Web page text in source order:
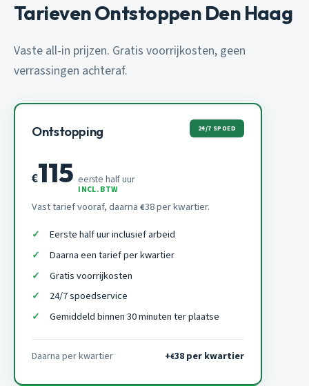
Tarieven Ontstoppen Den Haag
Vaste all-in prijzen. Gratis voorrijkosten, geen
verrassingen achteraf.
Ontstopping 24/7 SPOED
€115 eerste half uur
INCL. BTW
Vast tarief vooraf, daarna €38 per kwartier.
Eerste half uur inclusief arbeid
Daarna een tarief per kwartier
Gratis voorrijkosten
24/7 spoedservice
Gemiddeld binnen 30 minuten ter plaatse
Daarna per kwartier +€38 per kwartier